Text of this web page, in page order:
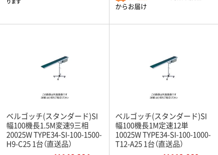
からお届け
ベルゴッチ(スタンダード)SI
幅100機長1.5M変速9三相
20025W TYPE34-SI-100-1500-
H9-C25 1台（直送品）
ベルゴッチ(スタンダード)SI
幅100機長1M定速12単
10025W TYPE34-SI-100-1000-
T12-A25 1台（直送品）